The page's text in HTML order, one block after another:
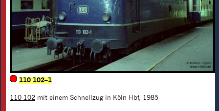
110 102–1
110 102 mit einem Schnellzug in Köln Hbf, 1985